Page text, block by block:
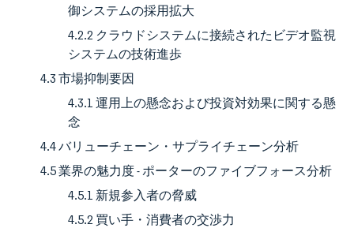
御システムの採用拡大
4.2.2 クラウドシステムに接続されたビデオ監視
システムの技術進歩
4.3 市場抑制要因
4.3.1 運用上の懸念および投資対効果に関する懸
念
4.4 バリューチェーン・サプライチェーン分析
4.5 業界の魅力度 - ポーターのファイブフォース分析
4.5.1 新規参入者の脅威
4.5.2 買い手・消費者の交渉力